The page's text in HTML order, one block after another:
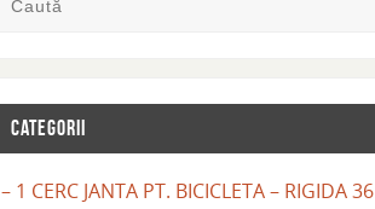
CATEGORII
– 1 CERC JANTA PT. BICICLETA – RIGIDA 36